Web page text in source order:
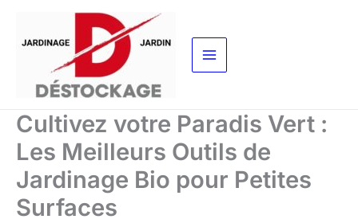
contenu
Cultivez votre Paradis Vert :
Les Meilleurs Outils de
Jardinage Bio pour Petites
Surfaces